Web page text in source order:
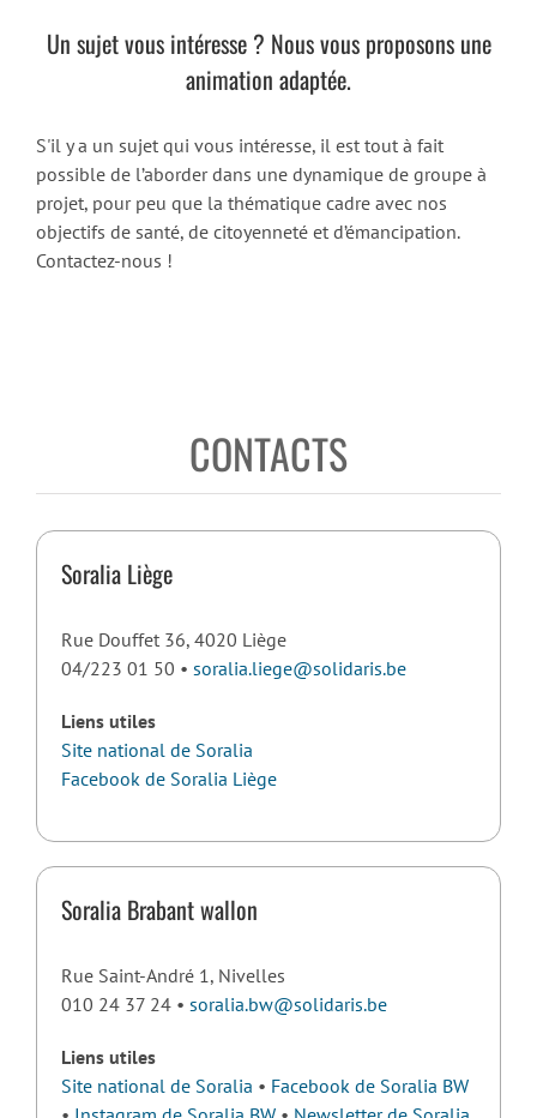
Un sujet vous intéresse ? Nous vous proposons une
animation adaptée.
S'il y a un sujet qui vous intéresse, il est tout à fait
possible de l’aborder dans une dynamique de groupe à
projet, pour peu que la thématique cadre avec nos
objectifs de santé, de citoyenneté et d’émancipation.
Contactez-nous !
CONTACTS
Soralia Liège
Rue Douffet 36, 4020 Liège
04/223 01 50 • soralia.liege@solidaris.be
Liens utiles
Site national de Soralia
Facebook de Soralia Liège
Soralia Brabant wallon
Rue Saint-André 1, Nivelles
010 24 37 24 • soralia.bw@solidaris.be
Liens utiles
Site national de Soralia • Facebook de Soralia BW